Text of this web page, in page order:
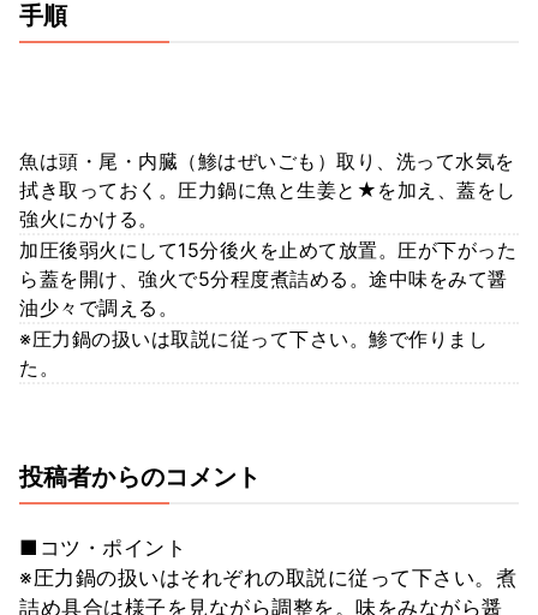
手順
魚は頭・尾・内臓（鯵はぜいごも）取り、洗って水気を
拭き取っておく。圧力鍋に魚と生姜と★を加え、蓋をし
強火にかける。
加圧後弱火にして15分後火を止めて放置。圧が下がった
ら蓋を開け、強火で5分程度煮詰める。途中味をみて醤
油少々で調える。
※圧力鍋の扱いは取説に従って下さい。鯵で作りまし
た。
投稿者からのコメント
■コツ・ポイント
※圧力鍋の扱いはそれぞれの取説に従って下さい。煮
詰め具合は様子を見ながら調整を。味をみながら醤